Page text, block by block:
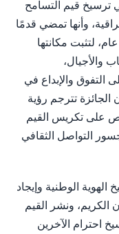
ترسيخ قيم التسامح
وأنها تمضي قدمًا
لتثبت مكانتها
والأجيال،
التفوق والإبداع في
الجائزة تترجم رؤية
على تكريس القيم
التواصل الثقافي
الهوية الوطنية وإيجاد
الكريم، ونشر القيم
احترام الآخرين